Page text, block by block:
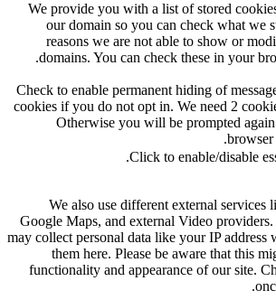
We provide you with a list of stored
our domain so you can check what we
reasons we are not able to show or
domains. You can check these in your
Check to enable permanent hiding of
cookies if you do not opt in. We need 2
Otherwise you will be prompted
Click to enable/disable
We also use different external services
Google Maps, and external Video
may collect personal data like your IP
them here. Please be aware that this
functionality and appearance of our site.